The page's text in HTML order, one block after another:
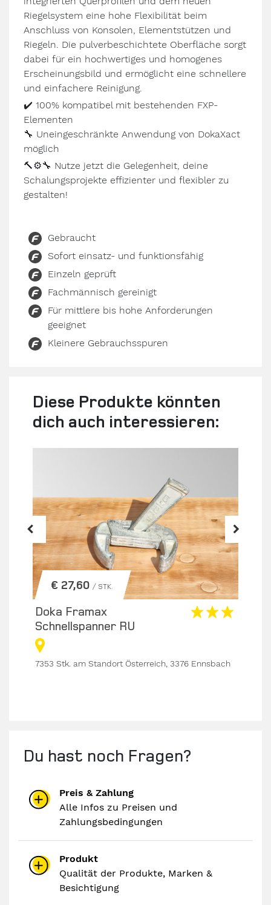
Riegelsystem eine hohe Flexibilität beim
Anschluss von Konsolen, Elementstützen und
Riegeln. Die pulverbeschichtete Oberfläche sorgt
dabei für ein hochwertiges und homogenes
Erscheinungsbild und ermöglicht eine schnellere
und einfachere Reinigung.
✔️ 100% kompatibel mit bestehenden FXP-
Elementen
🔧 Uneingeschränkte Anwendung von DokaXact
möglich
🔨⚙🔧 Nutze jetzt die Gelegenheit, deine
Schalungsprojekte effizienter und flexibler zu
gestalten!
Gebraucht
Sofort einsatz- und funktionsfähig
Einzeln geprüft
Fachmännisch gereinigt
Für mittlere bis hohe Anforderungen
geeignet
Kleinere Gebrauchsspuren
Diese Produkte könnten
dich auch interessieren:
€ 27,60 / STK.
Doka Framax
Schnellspanner RU
7353 Stk. am Standort Österreich, 3376 Ennsbach
Du hast noch Fragen?
Preis & Zahlung
Alle Infos zu Preisen und
Zahlungsbedingungen
Produkt
Qualität der Produkte, Marken &
Besichtigung